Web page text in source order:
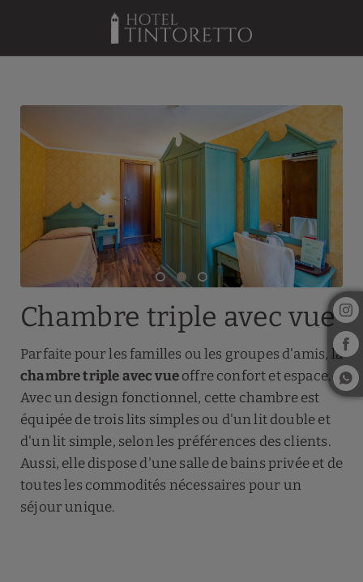
Chambre triple avec vue
Parfaite pour les familles ou les groupes d'amis, la
chambre triple avec vueoffre confort et espace.
Avec un design fonctionnel, cette chambre est
équipée de trois lits simples ou d'un lit double et
d'un lit simple, selon les préférences des clients.
Aussi, elle dispose d'une salle de bains privée et de
toutes les commodités nécessaires pour un
séjour unique.